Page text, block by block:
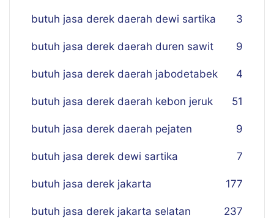
butuh jasa derek daerah dewi sartika 3
butuh jasa derek daerah duren sawit 9
butuh jasa derek daerah jabodetabek 4
butuh jasa derek daerah kebon jeruk 51
butuh jasa derek daerah pejaten 9
butuh jasa derek dewi sartika 7
butuh jasa derek jakarta 177
butuh jasa derek jakarta selatan 237